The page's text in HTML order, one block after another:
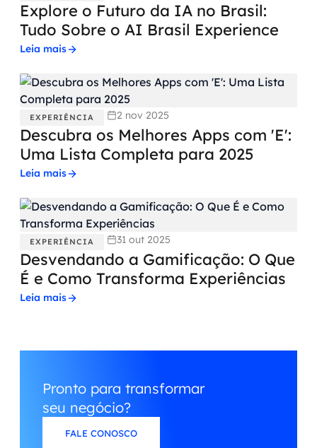
Explore o Futuro da IA no Brasil:
Tudo Sobre o AI Brasil Experience
Leia mais
EXPERIÊNCIA 2 nov 2025
Descubra os Melhores Apps com 'E':
Uma Lista Completa para 2025
Leia mais
EXPERIÊNCIA 31 out 2025
Desvendando a Gamificação: O Que
É e Como Transforma Experiências
Leia mais
Pronto para transformar
seu negócio?
FALE CONOSCO